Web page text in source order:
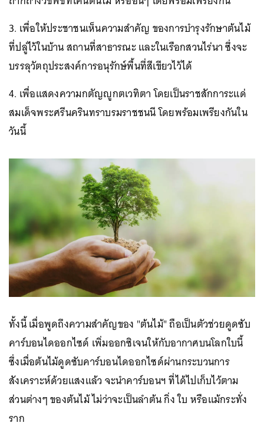
3. เพื่อให้ประชาชนเห็นความสำคัญ ของการบำรุงรักษาต้นไม้
ที่ปลู่ไว้ในบ้าน สถานที่สาธารณะ และในเรือกสวนไร่นา ซึ่งจะ
บรรลุวัตถุประสงค์การอนุรักษ์พื้นที่สีเขียวไว้ได้
4. เพื่อแสดงความกตัญญูกตเวทิตา โดยเป็นราชสักการะแด่
สมเด็จพระศรีนครินทราบรมราชชนนี โดยพร้อมเพรียงกันใน
วันนี้
ทั้งนี้ เมื่อพูดถึงความสำคัญของ "ต้นไม้" ถือเป็นตัวช่วยดูดซับ
คาร์บอนไดออกไซด์ เพิ่มออกซิเจนให้กับอากาศบนโลกใบนี้
ซึ่งเมื่อต้นไม้ดูดซับคาร์บอนไดออกไซด์ผ่านกระบวนการ
สังเคราะห์ด้วยแสงแล้ว จะนำคาร์บอนฯ ที่ได้ไปเก็บไว้ตาม
ส่วนต่างๆ ของต้นไม้ ไม่ว่าจะเป็นลำต้น กิ่ง ใบ หรือแม้กระทั่ง
ราก